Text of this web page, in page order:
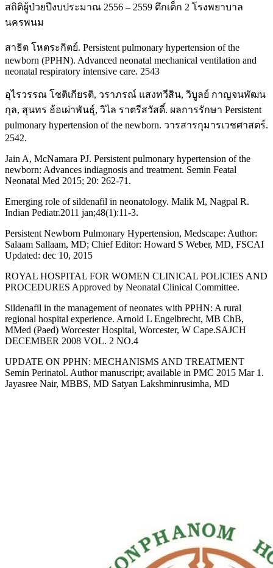
สถิติผู้ป่วยปีงบประมาณ 2556 – 2559 ตึกเด็ก 2 โรงพยาบาล
นครพนม
สาธิต โหตระกิตย์. Persistent pulmonary hypertension of the
newborn (PPHN). Advanced neonatal mechanical ventilation and
neonatal respiratory intensive care. 2543
อุไรวรรณ โชติเกียรติ, วราภรณ์ แสงทวีสิน, วิบูลย์ กาญจนพัฒน
กุล, สุนทร ฮ้อเผ่าพันธุ์, วิไล ราตรีสวัสดิ์. ผลการรักษา Persistent
pulmonary hypertension of the newborn. วารสารกุมารเวชศาสตร์.
2542.
Jain A, McNamara PJ. Persistent pulmonary hypertension of the
newborn: Advances indiagnosis and treatment. Semin Featal
Neonatal Med 2015; 20: 262-71.
Emerging role of sildenafil in neonatology. Malik M, Nagpal R.
Indian Pediatr.2011 jan;48(1):11-3.
Persistent Newborn Pulmonary Hypertension, Medscape: Author:
Salaam Sallaam, MD; Chief Editor: Howard S Weber, MD, FSCAI
Updated: dec 10, 2015
ROYAL HOSPITAL FOR WOMEN CLINICAL POLICIES AND
PROCEDURES Approved by Neonatal Clinical Committee.
Sildenafil in the management of neonates with PPHN: A rural
regional hospital experience. Arnold L Engelbrecht, MB ChB,
MMed (Paed) Worcester Hospital, Worcester, W Cape.SAJCH
DECEMBER 2008 VOL. 2 NO.4
UPDATE ON PPHN: MECHANISMS AND TREATMENT
Semin Perinatol. Author manuscript; available in PMC 2015 Mar 1.
Jayasree Nair, MBBS, MD Satyan Lakshminrusimha, MD